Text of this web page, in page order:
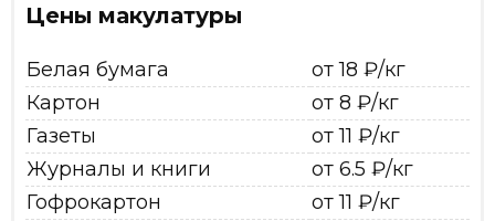
Цены макулатуры
Белая бумага
от 18 ₽/кг
Картон
от 8 ₽/кг
Газеты
от 11 ₽/кг
Журналы и книги
от 6.5 ₽/кг
Гофрокартон
от 11 ₽/кг